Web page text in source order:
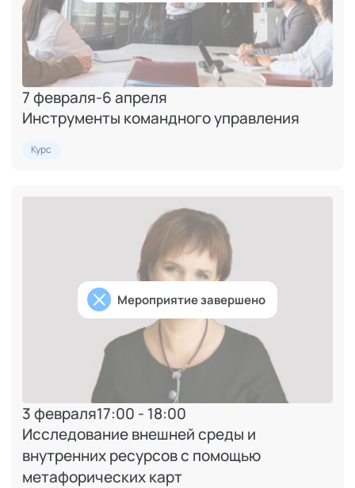
7 февраля-6 апреля
Инструменты командного управления
Курс
Мероприятие завершено
3 февраля17:00 - 18:00
Исследование внешней среды и
внутренних ресурсов с помощью
метафорических карт